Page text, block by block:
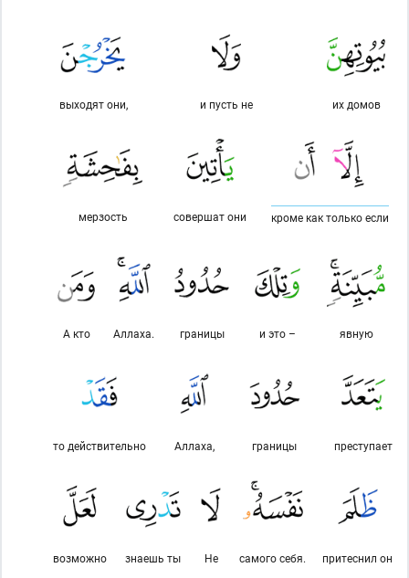
их домов
и пусть не
выходят они,
кроме как только если
совершат они
мерзость
явную
и это –
границы
Аллаха.
А кто
преступает
границы
Аллаха,
то действительно
притеснил он
самого себя.
Не
знаешь ты
возможно